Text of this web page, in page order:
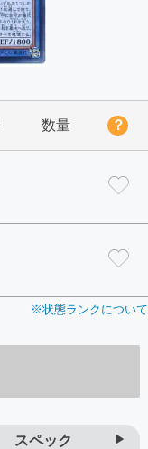
数量 ？
※状態ランクについて
スペック